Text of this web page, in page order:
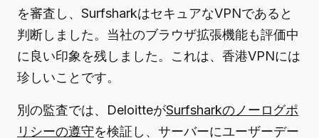
を審査し、SurfsharkはセキュアなVPNであると
判断しました。 当社のブラウザ拡張機能も評価中
に良い印象を残しました。これは、香港VPNには
珍しいことです。
別の監査では、DeloitteがSurfsharkのノーログポ
リシーの遵守を検証し、サーバーにユーザーデー